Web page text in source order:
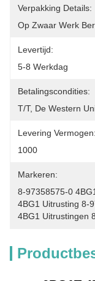
Verpakking Details:
Op Zwaar Werk
Levertijd:
5-8 Werkdag
Betalingscondities:
T/T, De Western
Levering Vermogen:
1000
Markeren:
8-97358575-0
4BG1 Uitrusting 8-
4BG1 Uitrustingen